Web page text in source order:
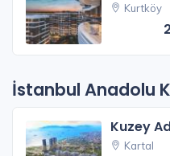
Kurtköy
İstanbul Anadolu
Kuzey
Kartal